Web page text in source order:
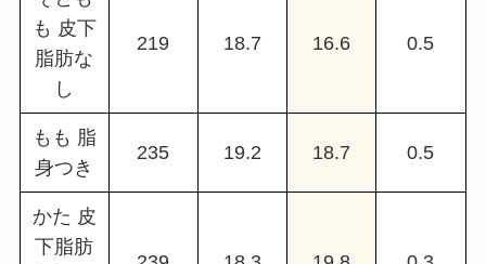
も 皮下
脂肪な
し
219 18.7 16.6 0.5
もも 脂
身つき
235 19.2 18.7 0.5
かた 皮
下脂肪